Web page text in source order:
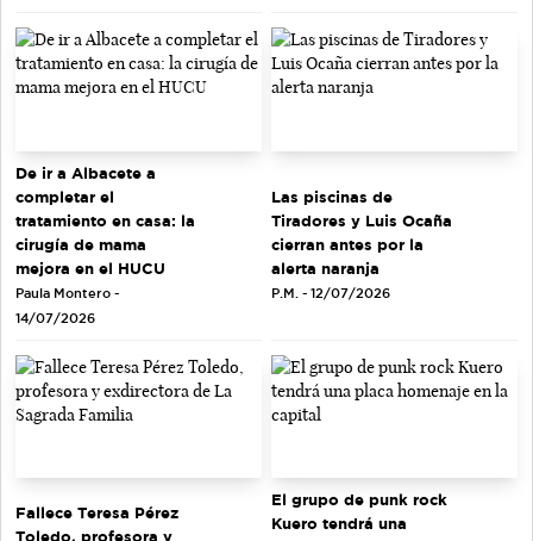
De ir a Albacete a
completar el
tratamiento en casa: la
cirugía de mama
mejora en el HUCU
Paula Montero -
14/07/2026
Las piscinas de
Tiradores y Luis Ocaña
cierran antes por la
alerta naranja
P.M. - 12/07/2026
Fallece Teresa Pérez
Toledo, profesora y
El grupo de punk rock
Kuero tendrá una